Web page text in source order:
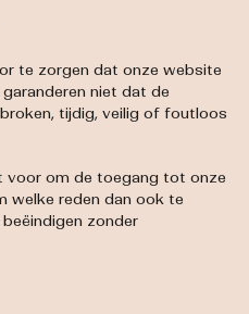
te zorgen dat onze website
niet dat de
tijdig, veilig of foutloos
voor om de toegang tot onze
welke reden dan ook te
zonder